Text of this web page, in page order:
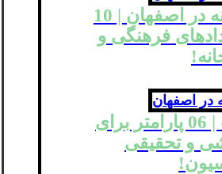
بهترین کتابخانه در اصفهان | 10
فرهنگی و
کتابخانه خوب | 06 پارامتر برای
و تحقیقی